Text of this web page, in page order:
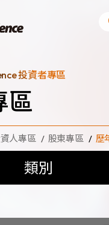
自動化核酸純
核酸萃取試劑
Large Volume
Diatech
投資者專區
區
人專區 股東專區 歷
類別